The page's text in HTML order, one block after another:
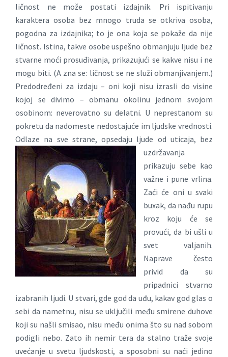
ličnost ne može postati izdajnik. Pri ispitivanju
karaktera osoba bez mnogo truda se otkriva osoba,
pogodna za izdajnika; to je ona koja se pokaže da nije
ličnost. Istina, takve osobe uspešno obmanjuju ljude bez
stvarne moći prosuđivanja, prikazujući se kakve nisu i ne
mogu biti. (A zna se: ličnost se ne služi obmanjivanjem.)
Predodređeni za izdaju – oni koji nisu izrasli do visine
kojoj se divimo – obmanu okolinu jednom svojom
osobinom: neverovatno su delatni. U neprestanom su
pokretu da nadomeste nedostajuće im ljudske vrednosti.
Odlaze na sve strane, opsedaju ljude od uticaja, bez
uzdržavanja
prikazuju sebe kao
važne i pune vrlina.
Zaći će oni u svaki
buxak, da nađu rupu
kroz koju će se
provući, da bi ušli u
svet valjanih.
Naprave često
privid da su
pripadnici stvarno
izabranih ljudi. U stvari, gde god da uđu, kakav god glas o
sebi da nametnu, nisu se uključili među smirene duhove
koji su našli smisao, nisu među onima što su nad sobom
podigli nebo. Zato ih nemir tera da stalno traže svoje
uvećanje u svetu ljudskosti, a sposobni su naći jedino